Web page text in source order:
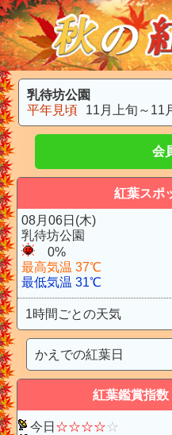
乳待坊公園
平年見頃
11月上旬～11
会
紅葉スポ
08月06日(木)
乳待坊公園
0%
最高気温 37℃
最低気温 31℃
1時間ごとの天気
かえでの紅葉日
紅葉鑑賞指数
今日 ☆☆☆☆☆